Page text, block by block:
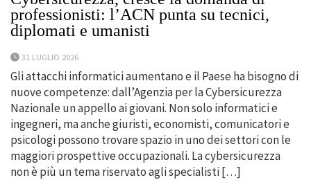
professionisti: l’ACN punta su tecnici,
diplomati e umanisti
31 LUGLIO 2026
Gli attacchi informatici aumentano e il Paese ha bisogno di
nuove competenze: dall’Agenzia per la Cybersicurezza
Nazionale un appello ai giovani. Non solo informatici e
ingegneri, ma anche giuristi, economisti, comunicatori e
psicologi possono trovare spazio in uno dei settori con le
maggiori prospettive occupazionali. La cybersicurezza
non è più un tema riservato agli specialisti […]